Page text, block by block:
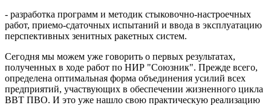
- разработка программ и методик стыковочно-настроечных
работ, приемо-сдаточных испытаний и ввода в эксплуатацию
перспективных зенитных ракетных систем.
Сегодня мы можем уже говорить о первых результатах,
полученных в ходе работ по НИР "Союзник". Прежде всего,
определена оптимальная форма объединения усилий всех
предприятий, участвующих в обеспечении жизненного цикла
ВВТ ПВО. И это уже нашло свою практическую реализацию